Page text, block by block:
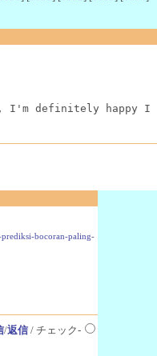
definitely happy
bocoran-paling-
/返信/ チェック-